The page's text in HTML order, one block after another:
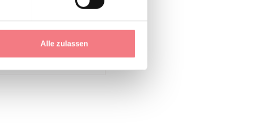
Alle zulassen